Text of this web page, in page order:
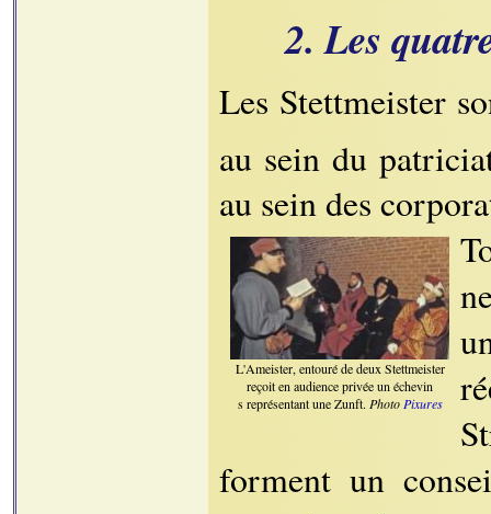
2. Les
Les Stettmeister
au sein du
au sein des
L'Ameister, entouré de deux Stettmeister
reçoit en audience privée un échevin
s représentant une Zunft. Photo Pixures
forment un